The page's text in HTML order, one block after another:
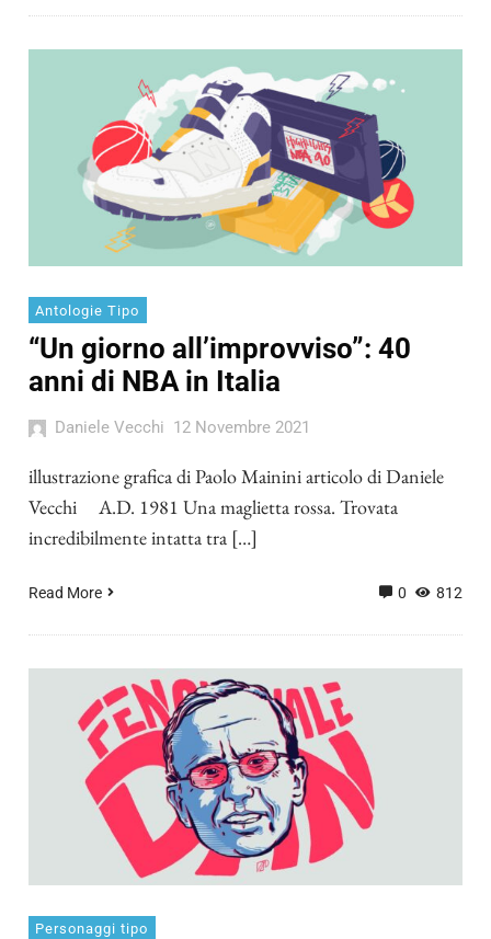
Antologie Tipo
“Un giorno all’improvviso”: 40
anni di NBA in Italia
Daniele Vecchi 12 Novembre 2021
illustrazione grafica di Paolo Mainini articolo di Daniele
Vecchi A.D. 1981 Una maglietta rossa. Trovata
incredibilmente intatta tra […]
Read More 0 812
Personaggi tipo